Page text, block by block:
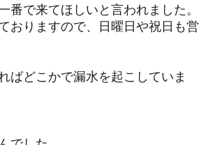
で来てほしいと言われました。
おりますので、日曜日や祝日も営
ばどこかで漏水を起こしていま